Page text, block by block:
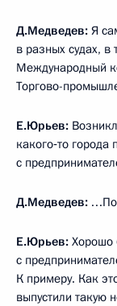
Д.Медведев: Я
в разных судах, в
Международный
Торгово-
Е.Юрьев:
какого‑то города
с
Д.Медведев:
Е.Юрьев: Хорошо
с
К примеру. Как
выпустили такую